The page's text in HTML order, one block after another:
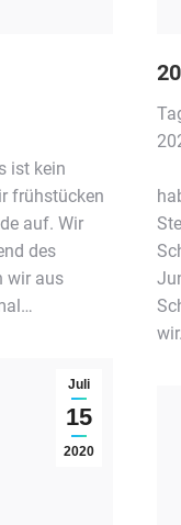
ist kein
frühstücken
auf. Wir
des
wir aus
Juli
15
2020